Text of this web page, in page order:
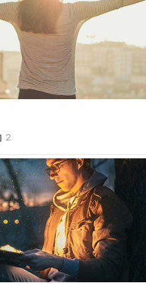
2